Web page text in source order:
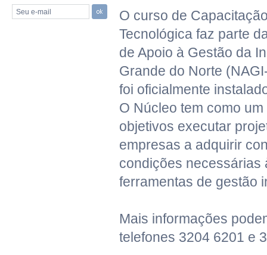
Seu e-mail
O curso de
Tecnológica faz parte
de Apoio à Gestão da
Grande do Norte
foi oficialmente
O Núcleo tem como
objetivos executar
empresas a adquirir
condições necessárias
ferramentas de gestão
Mais informações
telefones 3204 6201 e